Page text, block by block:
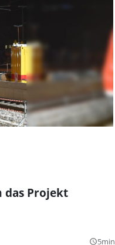
das Projekt
query_builder5min